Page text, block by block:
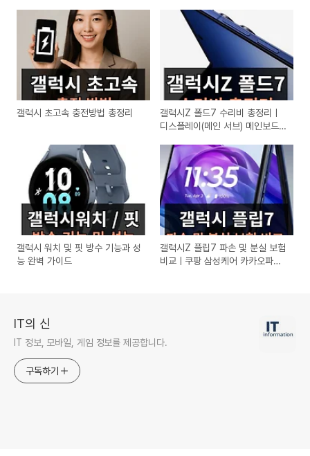
갤럭시 초고속 충전방법 총정리
갤럭시Z 폴드7 수리비 총정리ㅣ
디스플레이(메인 서브) 메인보드
갤럭시 워치 및 핏 방수 기능과 성
능 완벽 가이드
갤럭시Z 플립7 파손 및 분실 보험
비교ㅣ쿠팡 삼성케어 카카오파손
IT의 신
IT 정보, 모바일, 게임 정보를 제공합니다.
구독하기